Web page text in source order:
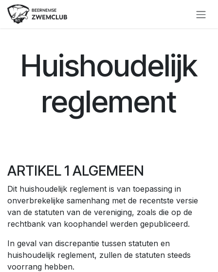
Overslaan naar inhoud
Huishoudelijk
reglement
ARTIKEL 1 ALGEMEEN
Dit huishoudelijk reglement is van toepassing in
onverbrekelijke samenhang met de recentste versie
van de statuten van de vereniging, zoals die op de
rechtbank van koophandel werden gepubliceerd.
In geval van discrepantie tussen statuten en
huishoudelijk reglement, zullen de statuten steeds
voorrang hebben.